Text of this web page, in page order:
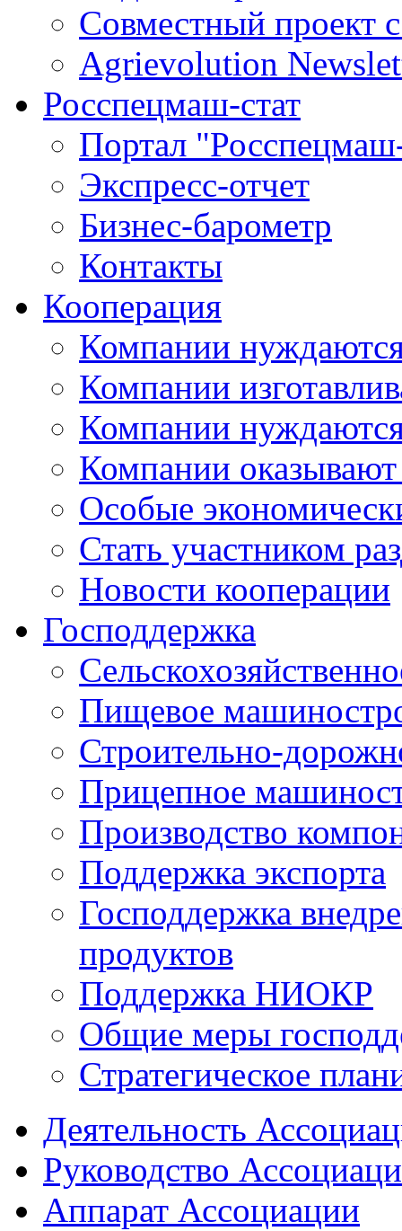
Совместный проект
Agrievolution
Росспецмаш-стат
Портал
Экспресс-отчет
Бизнес-барометр
Контакты
Кооперация
Компании
Компании
Компании
Компании оказывают
Особые
Стать участником
Новости кооперации
Господдержка
Пищевое
Строительно-
Прицепное
Производство
Поддержка экспорта
Господдержка
продуктов
Поддержка НИОКР
Общие меры
Стратегическое
Деятельность
Руководство
Аппарат Ассоциации